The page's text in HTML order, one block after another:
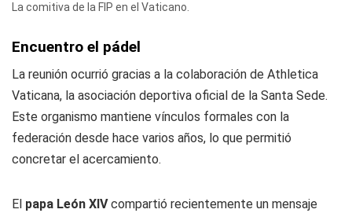
La comitiva de la FIP en el Vaticano.
Encuentro el pádel
La reunión ocurrió gracias a la colaboración de Athletica
Vaticana, la asociación deportiva oficial de la Santa Sede.
Este organismo mantiene vínculos formales con la
federación desde hace varios años, lo que permitió
concretar el acercamiento.
El papa León XIVcompartió recientemente un mensaje